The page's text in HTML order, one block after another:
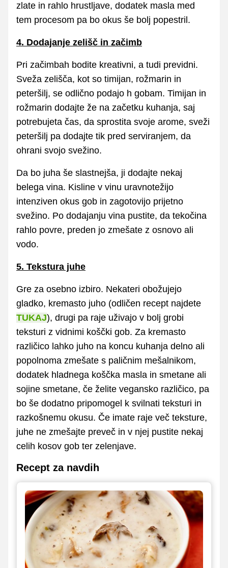
zlate in rahlo hrustljave, dodatek masla med
tem procesom pa bo okus še bolj popestril.
4. Dodajanje zelišč in začimb
Pri začimbah bodite kreativni, a tudi previdni.
Sveža zelišča, kot so timijan, rožmarin in
peteršilj, se odlično podajo h gobam. Timijan in
rožmarin dodajte že na začetku kuhanja, saj
potrebujeta čas, da sprostita svoje arome, sveži
peteršilj pa dodajte tik pred serviranjem, da
ohrani svojo svežino.
Da bo juha še slastnejša, ji dodajte nekaj
belega vina. Kisline v vinu uravnotežijo
intenziven okus gob in zagotovijo prijetno
svežino. Po dodajanju vina pustite, da tekočina
rahlo povre, preden jo zmešate z osnovo ali
vodo.
5. Tekstura juhe
Gre za osebno izbiro. Nekateri obožujejo
gladko, kremasto juho (odličen recept najdete
TUKAJ), drugi pa raje uživajo v bolj grobi
teksturi z vidnimi koščki gob. Za kremasto
različico lahko juho na koncu kuhanja delno ali
popolnoma zmešate s paličnim mešalnikom,
dodatek hladnega koščka masla in smetane ali
sojine smetane, če želite vegansko različico, pa
bo še dodatno pripomogel k svilnati teksturi in
razkošnemu okusu. Če imate raje več teksture,
juhe ne zmešajte preveč in v njej pustite nekaj
celih kosov gob ter zelenjave.
Recept za navdih